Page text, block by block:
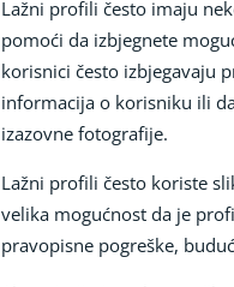
Lažni profili često imaju
pomoći da izbjegnete
korisnici često izbjegavaju
informacija o korisniku ili
izazovne fotografije.
Lažni profili često koriste
velika mogućnost da je
pravopisne pogreške,